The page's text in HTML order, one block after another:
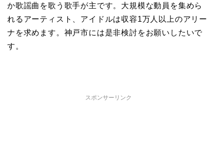
か歌謡曲を歌う歌手が主です。大規模な動員を集めら
れるアーティスト、アイドルは収容1万人以上のアリー
ナを求めます。神戸市には是非検討をお願いしたいで
す。
スポンサーリンク